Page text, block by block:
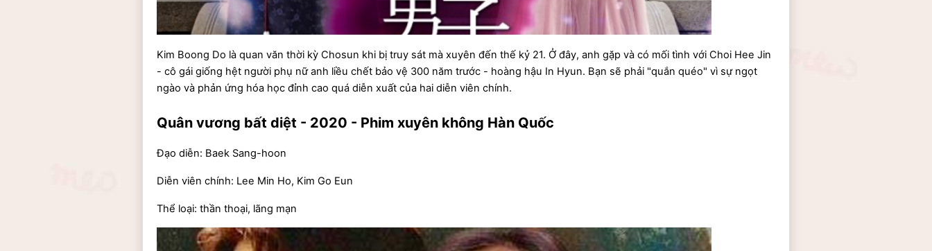
Kim Boong Do là quan văn thời kỳ Chosun khi bị truy sát mà xuyên đến thế kỷ 21. Ở đây, anh gặp và có mối tình với Choi Hee Jin
- cô gái giống hệt người phụ nữ anh liều chết bảo vệ 300 năm trước - hoàng hậu In Hyun. Bạn sẽ phải "quắn quéo" vì sự ngọt
ngào và phản ứng hóa học đỉnh cao quá diễn xuất của hai diễn viên chính.
Quân vương bất diệt - 2020 - Phim xuyên không Hàn Quốc
Đạo diễn: Baek Sang-hoon
Diễn viên chính: Lee Min Ho, Kim Go Eun
Thể loại: thần thoại, lãng mạn